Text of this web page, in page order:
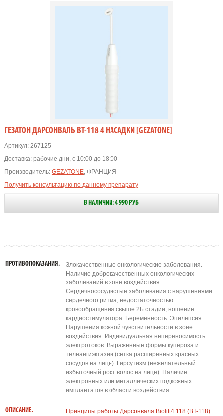
ГЕЗАТОН ДАРСОНВАЛЬ BT-118 4 НАСАДКИ [GEZATONE]
Артикул:267125
Доставка: рабочие дни, с 10:00 до 18:00
Производитель: GEZATONE, ФРАНЦИЯ
Получить консультацию по данному препарату
В НАЛИЧИИ: 4 990 РУБ
ПРОТИВОПОКАЗАНИЯ.
Злокачественные онкологические заболевания.
Наличие доброкачественных онкологических
заболеваний в зоне воздействия.
Сердечнососудистые заболевания с нарушениями
сердечного ритма, недостаточностью
кровообращения свыше 2Б стадии, ношение
кардиостимулятора. Беременность. Эпилепсия.
Нарушения кожной чувствительности в зоне
воздействия. Индивидуальная непереносимость
электротоков. Выраженные формы купероза и
телеангиэктазии (сетка расширенных красных
сосудов на лице). Гирсутизм (нежелательный
избыточный рост волос на лице). Наличие
электронных или металлических подкожных
имплантатов в области воздействия.
ОПИСАНИЕ.
Принципы работы Дарсонваля Biolift4 118 (BT-118)